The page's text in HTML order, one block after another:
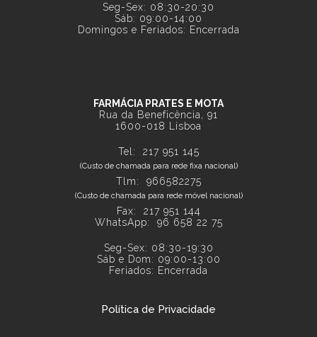
Seg-Sex: 08:30-20:30
Sáb: 09:00-14:00
Domingos e Feriados: Encerrada
FARMÁCIA PRATES E MOTA
Rua da Beneficência, 91
1600-018 Lisboa
Tel: 217 951 145
(Custo de chamada para rede fixa nacional)
Tlm: 966582275
(Custo de chamada para rede móvel nacional)
Fax: 217 951 144
WhatsApp: 96 658 22 75
Seg-Sex: 08:30-19:30
Sáb e Dom: 09:00-13:00
Feriados: Encerrada
Política de Privacidade